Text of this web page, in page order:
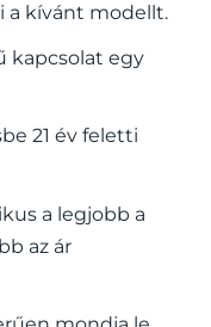
a kívánt modellt.
kapcsolat egy
21 év feletti
a legjobb a
az ár